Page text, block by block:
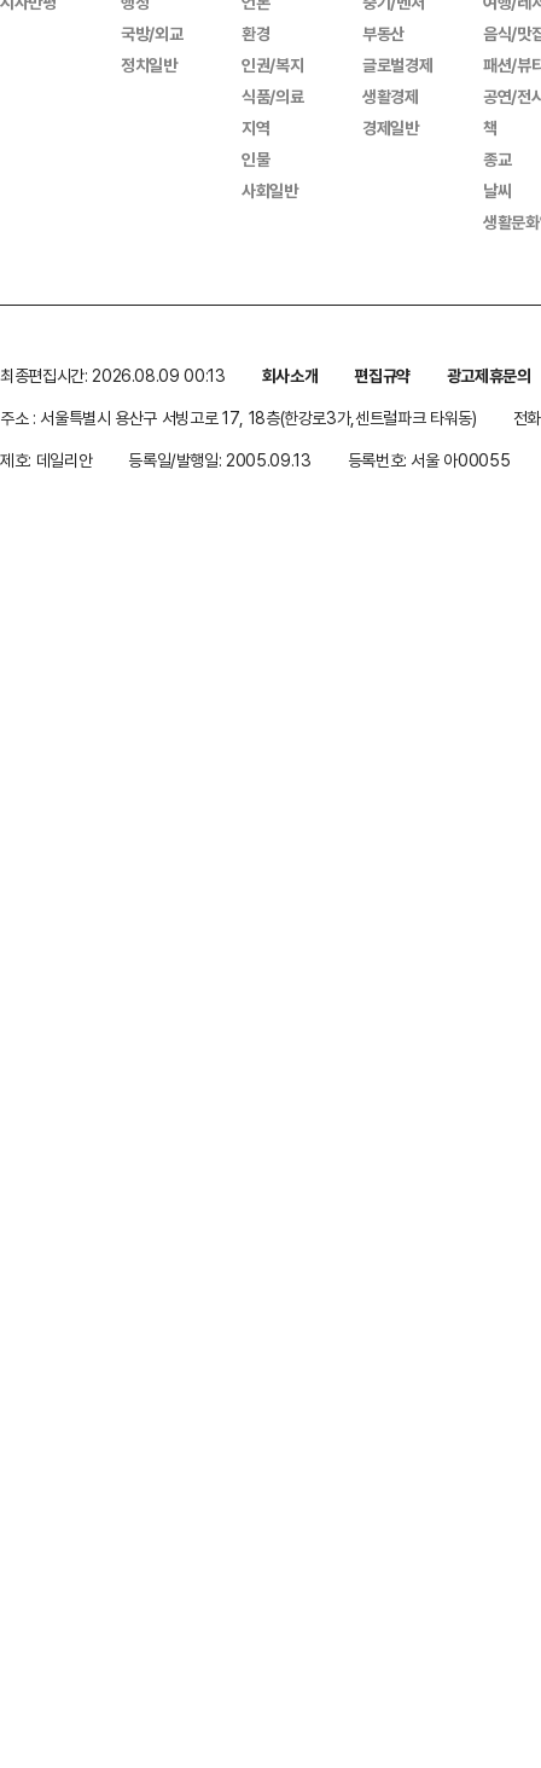
국방/외교
정치일반
환경
인권/복지
식품/의료
지역
인물
사회일반
부동산
글로벌경제
생활경제
경제일반
음식/맛
패션/뷰
공연/전
책
종교
날씨
생활문
최종편집시간: 2026.08.09 00:13 회사소개 편집규약
광고제휴문의
주소 : 서울특별시 용산구 서빙고로 17, 18층(한강로3가,센트럴파크 타워동)
전
제호: 데일리안
등록일/발행일: 2005.09.13 등록번호: 서울 아00055